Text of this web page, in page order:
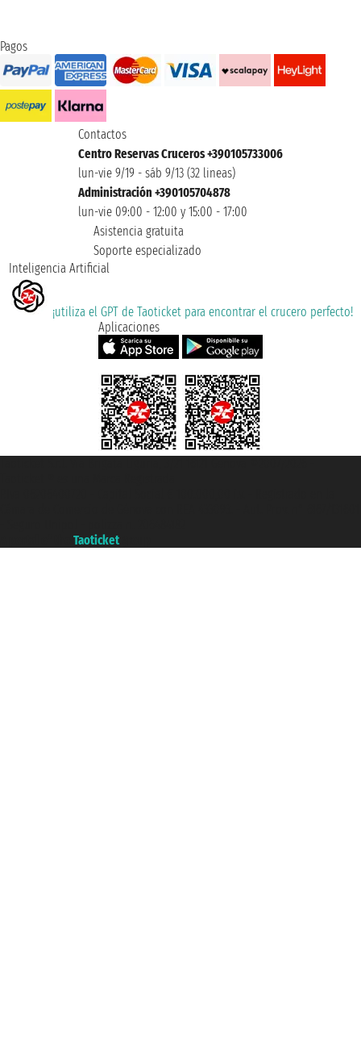
Pagos
Contactos
Centro Reservas Cruceros +390105733006
lun-vie 9/19 - sáb 9/13 (32 lineas)
Administración +390105704878
lun-vie 09:00 - 12:00 y 15:00 - 17:00
Asistencia gratuita
Soporte especializado
Inteligencia Artificial
¡utiliza el GPT de Taoticket para encontrar el crucero perfecto!
Aplicaciones
Taoticket